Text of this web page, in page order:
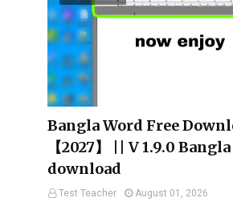
Bangla Word Free
【2027】 || V 1.9.0
download
Test Teacher
August 01, 2026